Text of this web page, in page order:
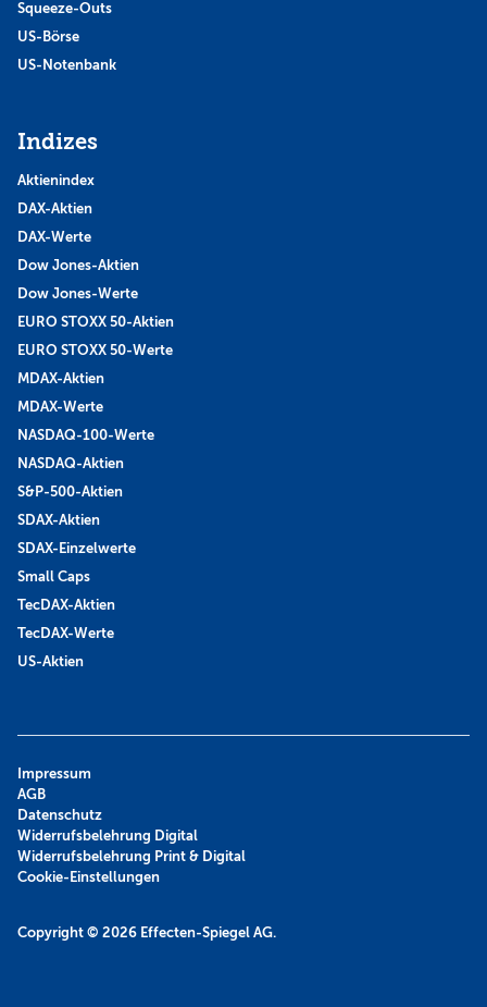
Squeeze-Outs
US-Börse
US-Notenbank
Indizes
Aktienindex
DAX-Aktien
DAX-Werte
Dow Jones-Aktien
Dow Jones-Werte
EURO STOXX 50-Aktien
EURO STOXX 50-Werte
MDAX-Aktien
MDAX-Werte
NASDAQ-100-Werte
NASDAQ-Aktien
S&P-500-Aktien
SDAX-Aktien
SDAX-Einzelwerte
Small Caps
TecDAX-Aktien
TecDAX-Werte
US-Aktien
Copyright © 2026 Effecten-Spiegel AG.
Impressum
AGB
Datenschutz
Widerrufsbelehrung Digital
Widerrufsbelehrung Print & Digital
Cookie-Einstellungen